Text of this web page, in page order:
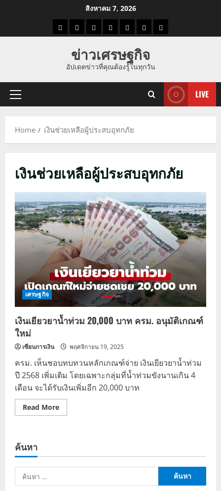
สิงหาคม 7, 2026
ราคาแนว
ราคา
ทอง
ข่าว
นี้
ข่าว
ดูด
ที่
ผู้ชาย
ข่าวเศรษฐกิจ
อัปเดตข่าวที่คุณต้องรู้ในทุกวัน
Primary
LIVE
Home เงินช่วยเหลือผู้ประสบอุทกภัย
เงินช่วยเหลือผู้ประสบอุทกภัย
เศรษฐกิจ
เงินเยียวยาน้ำท่วม 20,000 บาท ครม. อนุมัติเกณฑ์
ใหม่
เซียนการเงิน พฤศจิกายน 19, 2025
ครม. เห็นชอบทบทวนหลักเกณฑ์จ่าย เงินเยียวยาน้ำท่วม
ปี 2568 เพิ่มเติม โดยเฉพาะกลุ่มที่น้ำท่วมขังนานเกิน 4
เดือน จะได้รับเงินเพิ่มอีก 20,000 บาท
Read MoreRead
more
20,000
ครม.
เกณฑ์
ค้นหา
ค้นหา
สำหรับ: